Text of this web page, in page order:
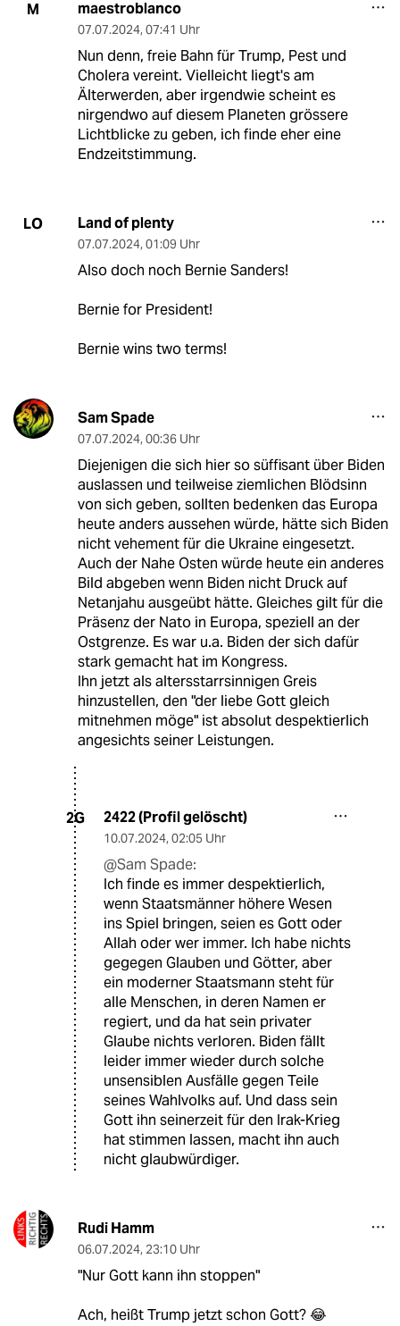
M maestroblanco
07.07.2024, 07:41 Uhr
Nun denn, freie Bahn für Trump, Pest und
Cholera vereint. Vielleicht liegt's am
Älterwerden, aber irgendwie scheint es
nirgendwo auf diesem Planeten grössere
Lichtblicke zu geben, ich finde eher eine
Endzeitstimmung.
LO Land of plenty
07.07.2024, 01:09 Uhr
Also doch noch Bernie Sanders!
Bernie for President!
Bernie wins two terms!
Sam Spade
07.07.2024, 00:36 Uhr
Diejenigen die sich hier so süffisant über Biden
auslassen und teilweise ziemlichen Blödsinn
von sich geben, sollten bedenken das Europa
heute anders aussehen würde, hätte sich Biden
nicht vehement für die Ukraine eingesetzt.
Auch der Nahe Osten würde heute ein anderes
Bild abgeben wenn Biden nicht Druck auf
Netanjahu ausgeübt hätte. Gleiches gilt für die
Präsenz der Nato in Europa, speziell an der
Ostgrenze. Es war u.a. Biden der sich dafür
stark gemacht hat im Kongress.
Ihn jetzt als altersstarrsinnigen Greis
hinzustellen, den "der liebe Gott gleich
mitnehmen möge" ist absolut despektierlich
angesichts seiner Leistungen.
2G 2422 (Profil gelöscht)
10.07.2024, 02:05 Uhr
@Sam Spade:
Ich finde es immer despektierlich,
wenn Staatsmänner höhere Wesen
ins Spiel bringen, seien es Gott oder
Allah oder wer immer. Ich habe nichts
gegegen Glauben und Götter, aber
ein moderner Staatsmann steht für
alle Menschen, in deren Namen er
regiert, und da hat sein privater
Glaube nichts verloren. Biden fällt
leider immer wieder durch solche
unsensiblen Ausfälle gegen Teile
seines Wahlvolks auf. Und dass sein
Gott ihn seinerzeit für den Irak-Krieg
hat stimmen lassen, macht ihn auch
nicht glaubwürdiger.
Rudi Hamm
06.07.2024, 23:10 Uhr
"Nur Gott kann ihn stoppen"
Ach, heißt Trump jetzt schon Gott? 😂